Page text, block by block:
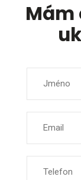
Mám